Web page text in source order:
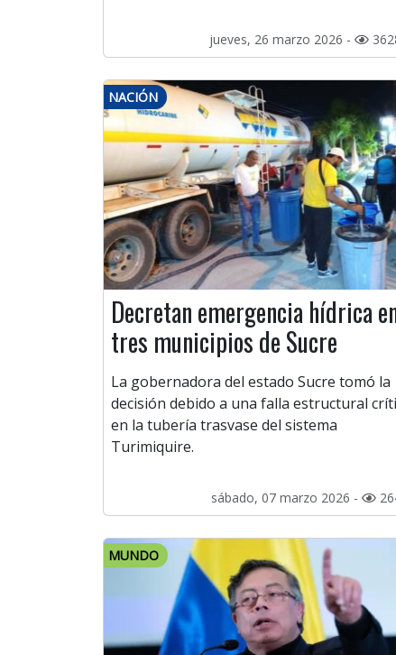
jueves, 26 marzo 2026 -
NACIÓN
Decretan emergencia hídrica
tres municipios de Sucre
La gobernadora del estado Sucre tomó la
decisión debido a una falla estructural
en la tubería trasvase del sistema
Turimiquire.
sábado, 07 marzo 2026 -
MUNDO